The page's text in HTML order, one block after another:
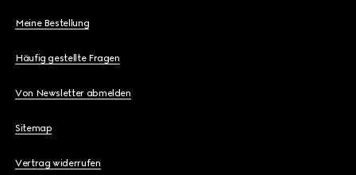
Meine Bestellung
Häufig gestellte Fragen
Von Newsletter abmelden
Sitemap
Vertrag widerrufen